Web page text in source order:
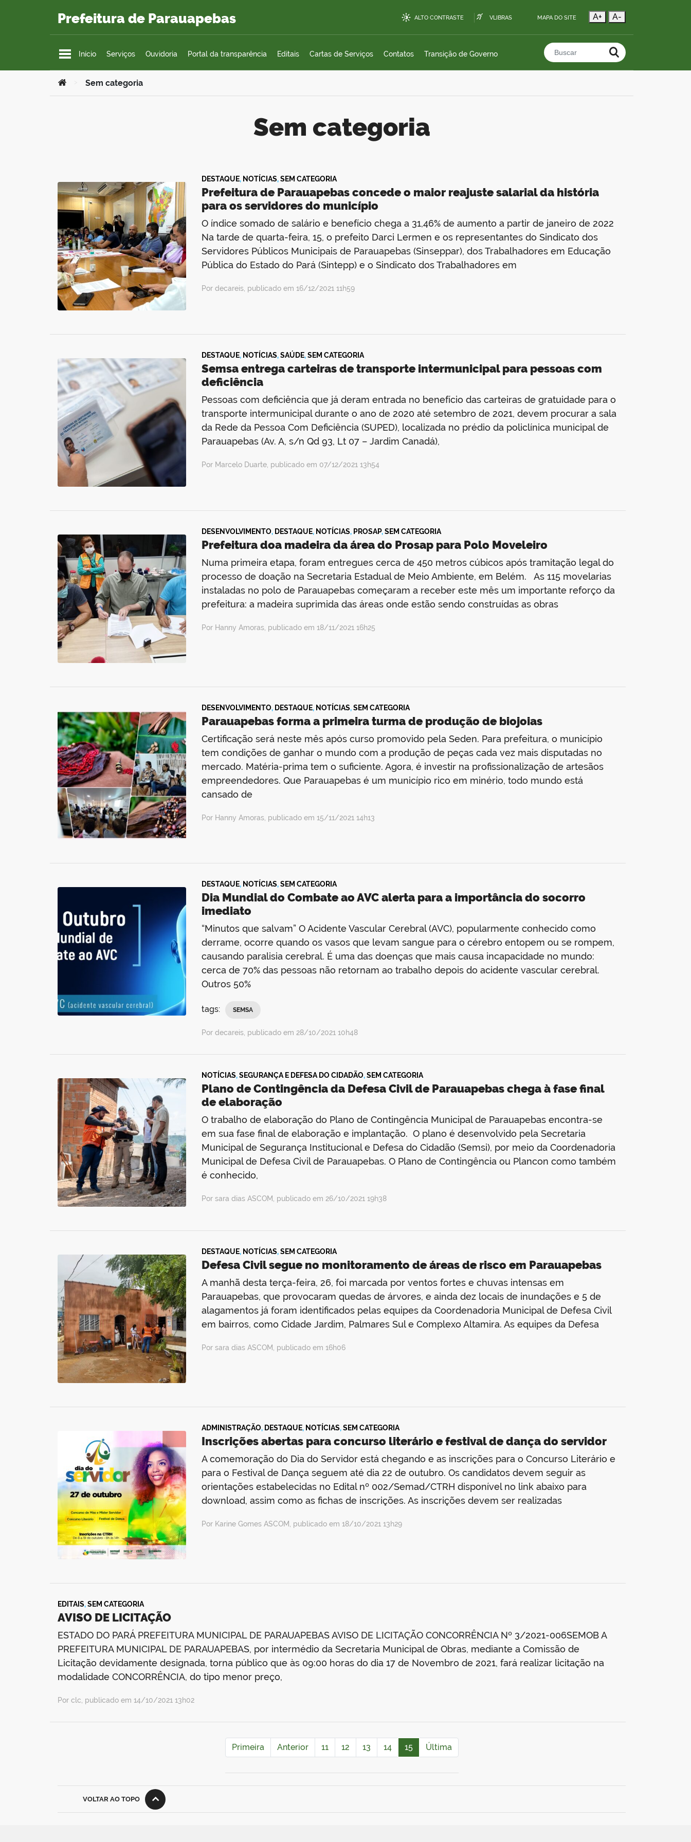
Prefeitura de Parauapebas ALTO CONTRASTE VLIBRAS MAPA DO SITE A+ A-
Início Serviços Ouvidoria Portal da transparência Editais Cartas de Serviços Contatos Transição de Governo Buscar no portal
Você está aqui:
Sem categoria
Sem categoria
DESTAQUE, NOTÍCIAS,SEM CATEGORIA
Prefeitura de Parauapebas concede o maior reajuste salarial da história
para os servidores do município
O índice somado de salário e benefício chega a 31,46% de aumento a partir de janeiro de 2022
Na tarde de quarta-feira, 15, o prefeito Darci Lermen e os representantes do Sindicato dos
Servidores Públicos Municipais de Parauapebas (Sinseppar), dos Trabalhadores em Educação
Pública do Estado do Pará (Sintepp) e o Sindicato dos Trabalhadores em
Por decareis, publicado em 16/12/2021 11h59
DESTAQUE, NOTÍCIAS,SAÚDE,SEM CATEGORIA
Semsa entrega carteiras de transporte intermunicipal para pessoas com
deficiência
Pessoas com deficiência que já deram entrada no benefício das carteiras de gratuidade para o
transporte intermunicipal durante o ano de 2020 até setembro de 2021, devem procurar a sala
da Rede da Pessoa Com Deficiência (SUPED), localizada no prédio da policlínica municipal de
Parauapebas (Av. A, s/n Qd 93, Lt 07 – Jardim Canadá),
Por Marcelo Duarte, publicado em 07/12/2021 13h54
DESENVOLVIMENTO, DESTAQUE, NOTÍCIAS, PROSAP,SEM CATEGORIA
Prefeitura doa madeira da área do Prosap para Polo Moveleiro
Numa primeira etapa, foram entregues cerca de 450 metros cúbicos após tramitação legal do
processo de doação na Secretaria Estadual de Meio Ambiente, em Belém. As 115 movelarias
instaladas no polo de Parauapebas começaram a receber este mês um importante reforço da
prefeitura: a madeira suprimida das áreas onde estão sendo construídas as obras
Por Hanny Amoras, publicado em 18/11/2021 16h25
DESENVOLVIMENTO, DESTAQUE, NOTÍCIAS,SEM CATEGORIA
Parauapebas forma a primeira turma de produção de biojoias
Certificação será neste mês após curso promovido pela Seden. Para prefeitura, o município
tem condições de ganhar o mundo com a produção de peças cada vez mais disputadas no
mercado. Matéria-prima tem o suficiente. Agora, é investir na profissionalização de artesãos
empreendedores. Que Parauapebas é um município rico em minério, todo mundo está
cansado de
Por Hanny Amoras, publicado em 15/11/2021 14h13
DESTAQUE, NOTÍCIAS,SEM CATEGORIA
Dia Mundial do Combate ao AVC alerta para a importância do socorro
imediato
“Minutos que salvam” O Acidente Vascular Cerebral (AVC), popularmente conhecido como
derrame, ocorre quando os vasos que levam sangue para o cérebro entopem ou se rompem,
causando paralisia cerebral. É uma das doenças que mais causa incapacidade no mundo:
cerca de 70% das pessoas não retornam ao trabalho depois do acidente vascular cerebral.
Outros 50%
tags: SEMSA
Por decareis, publicado em 28/10/2021 10h48
NOTÍCIAS,SEGURANÇA E DEFESA DO CIDADÃO,SEM CATEGORIA
Plano de Contingência da Defesa Civil de Parauapebas chega à fase final
de elaboração
O trabalho de elaboração do Plano de Contingência Municipal de Parauapebas encontra-se
em sua fase final de elaboração e implantação. O plano é desenvolvido pela Secretaria
Municipal de Segurança Institucional e Defesa do Cidadão (Semsi), por meio da Coordenadoria
Municipal de Defesa Civil de Parauapebas. O Plano de Contingência ou Plancon como também
é conhecido,
Por sara dias ASCOM, publicado em 26/10/2021 19h38
DESTAQUE, NOTÍCIAS,SEM CATEGORIA
Defesa Civil segue no monitoramento de áreas de risco em Parauapebas
A manhã desta terça-feira, 26, foi marcada por ventos fortes e chuvas intensas em
Parauapebas, que provocaram quedas de árvores, e ainda dez locais de inundações e 5 de
alagamentos já foram identificados pelas equipes da Coordenadoria Municipal de Defesa Civil
em bairros, como Cidade Jardim, Palmares Sul e Complexo Altamira. As equipes da Defesa
Por sara dias ASCOM, publicado em 16h06
ADMINISTRAÇÃO, DESTAQUE, NOTÍCIAS,SEM CATEGORIA
Inscrições abertas para concurso literário e festival de dança do servidor
A comemoração do Dia do Servidor está chegando e as inscrições para o Concurso Literário e
para o Festival de Dança seguem até dia 22 de outubro. Os candidatos devem seguir as
orientações estabelecidas no Edital nº 002/Semad/CTRH disponível no link abaixo para
download, assim como as fichas de inscrições. As inscrições devem ser realizadas
Por Karine Gomes ASCOM, publicado em 18/10/2021 13h29
EDITAIS,SEM CATEGORIA
AVISO DE LICITAÇÃO
ESTADO DO PARÁ PREFEITURA MUNICIPAL DE PARAUAPEBAS AVISO DE LICITAÇÃO CONCORRÊNCIA Nº 3/2021-006SEMOB A
PREFEITURA MUNICIPAL DE PARAUAPEBAS, por intermédio da Secretaria Municipal de Obras, mediante a Comissão de
Licitação devidamente designada, torna público que às 09:00 horas do dia 17 de Novembro de 2021, fará realizar licitação na
modalidade CONCORRÊNCIA, do tipo menor preço,
Por clc, publicado em 14/10/2021 13h02
Primeira Anterior 11 12 13 14 15 Última
VOLTAR AO TOPO